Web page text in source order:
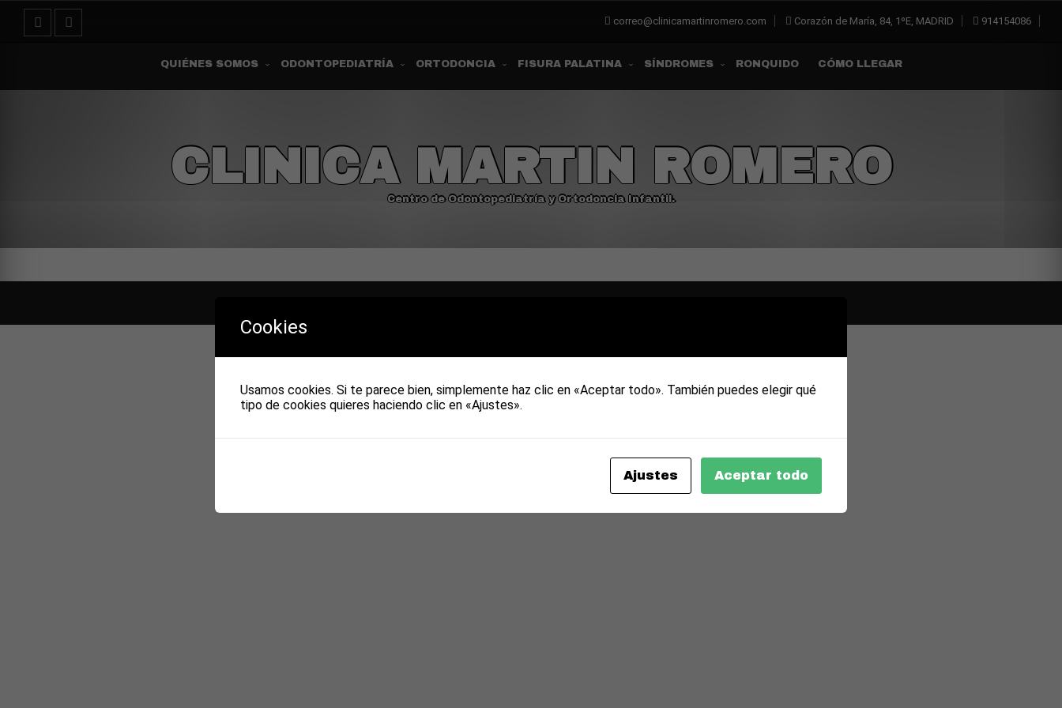
correo@clinicamartinromero.com Corazón de María, 84, 1ºE, MADRID 914154086
QUIÉNES SOMOS ODONTOPEDIATRÍA ORTODONCIA FISURA PALATINA SÍNDROMES RONQUIDO CÓMO LLEGAR
CLINICA MARTIN ROMERO
Centro de Odontopediatría y Ortodoncia Infantil.
Cookies
Usamos cookies. Si te parece bien, simplemente haz clic en «Aceptar todo». También puedes elegir qué
tipo de cookies quieres haciendo clic en «Ajustes».
Ajustes Aceptar todo